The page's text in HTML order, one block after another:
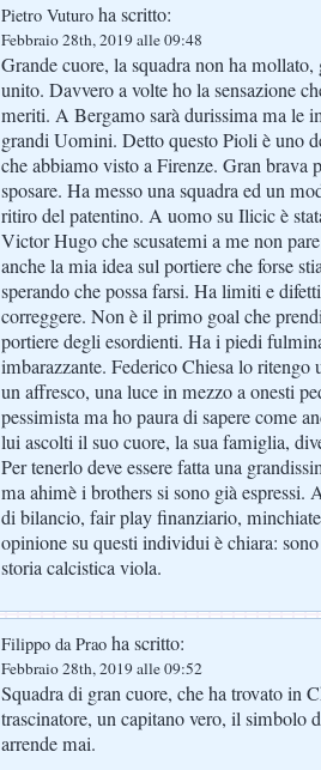
Pietro Vuturo ha scritto:
Febbraio 28th, 2019 alle 09:48
Grande cuore, la squadra non ha
unito. Davvero a volte ho la sensazione
meriti. A Bergamo sarà durissima ma le
grandi Uomini. Detto questo Pioli è uno
che abbiamo visto a Firenze. Gran brava
sposare. Ha messo una squadra ed un
ritiro del patentino. A uomo su Ilicic è
Victor Hugo che scusatemi a me non
anche la mia idea sul portiere che forse
sperando che possa farsi. Ha limiti e
correggere. Non è il primo goal che
portiere degli esordienti. Ha i piedi
imbarazzante. Federico Chiesa lo ritengo
un affresco, una luce in mezzo a onesti
pessimista ma ho paura di sapere come
lui ascolti il suo cuore, la sua famiglia,
Per tenerlo deve essere fatta una
ma ahimè i brothers si sono già espressi.
di bilancio, fair play finanziario,
opinione su questi individui è chiara:
storia calcistica viola.
Filippo da Prao ha scritto:
Febbraio 28th, 2019 alle 09:52
Squadra di gran cuore, che ha trovato in
trascinatore, un capitano vero, il simbolo
arrende mai.